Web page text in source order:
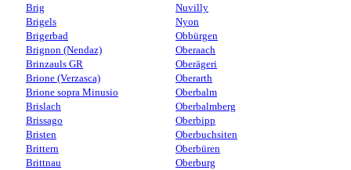
Brig
Brigels
Brigerbad
Brignon (Nendaz)
Brinzauls GR
Brione (Verzasca)
Brione sopra Minusio
Brislach
Brissago
Bristen
Brittern
Brittnau
Nuvilly
Nyon
Obbürgen
Oberaach
Oberägeri
Oberarth
Oberbalm
Oberbalmberg
Oberbipp
Oberbuchsiten
Oberbüren
Oberburg